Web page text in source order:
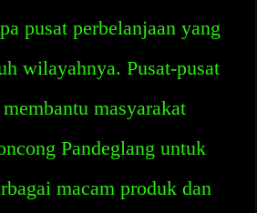
pusat perbelanjaan yang
wilayahnya. Pusat-pusat
masyarakat
Pandeglang untuk
macam produk dan